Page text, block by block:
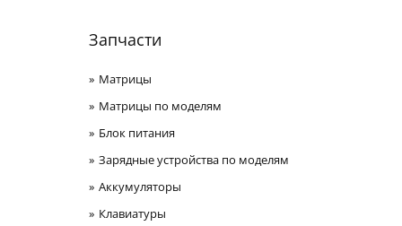
Запчасти
Матрицы
Матрицы по моделям
Блок питания
Зарядные устройства по моделям
Аккумуляторы
Клавиатуры